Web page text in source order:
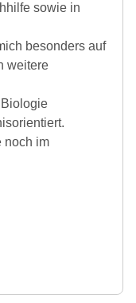
sowie in
besonders auf
weitere
noch im